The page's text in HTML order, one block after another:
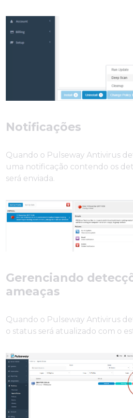
Notificações
Quando o Pulseway Antivirus
uma notificação contendo os
será enviada.
Gerenciando
ameaças
Quando o Pulseway Antivirus
o status será atualizado com o